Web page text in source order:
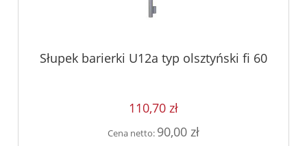
Słupek barierki U12a typ olsztyński fi 60
110,70 zł
Cena netto: 90,00 zł